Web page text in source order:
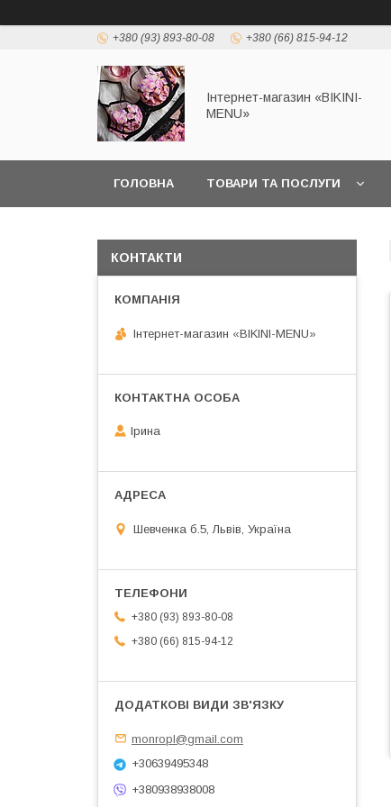
+380 (93) 893-80-08 +380 (66) 815-94-12
Інтернет-магазин «BIKINI-
MENU»
ГОЛОВНА ТОВАРИ ТА ПОСЛУГИ
КОНТАКТИ
Інтернет-магазин «BIKINI-MENU»
Ірина
Шевченка б.5, Львів, Україна
+380 (93) 893-80-08
+380 (66) 815-94-12
monropl@gmail.com
+30639495348
+380938938008